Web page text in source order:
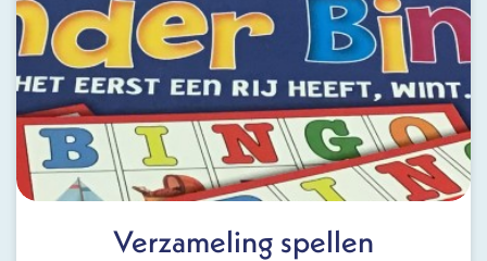
Verzameling spellen